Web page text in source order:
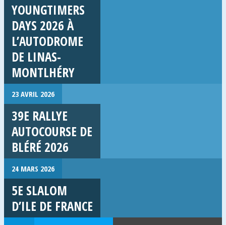
YOUNGTIMERS
DAYS 2026 À
L’AUTODROME
DE LINAS-
MONTLHÉRY
23 AVRIL 2026
39E RALLYE
AUTOCOURSE DE
BLÉRÉ 2026
24 MARS 2026
5E SLALOM
D’ILE DE FRANCE